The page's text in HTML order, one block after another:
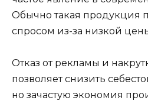
Обычно такая продукция
спросом из-за низкой
Отказ от рекламы и
позволяет снизить
но зачастую экономия